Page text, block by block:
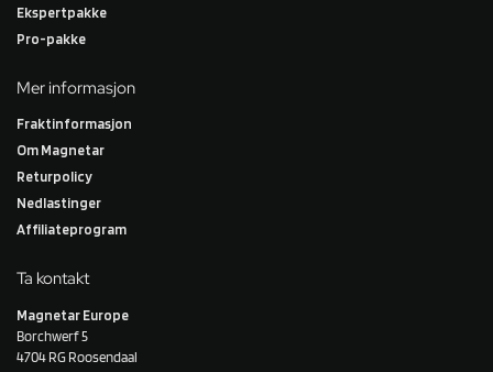
Ekspertpakke
Pro-pakke
Mer informasjon
Fraktinformasjon
Om Magnetar
Returpolicy
Nedlastinger
Affiliateprogram
Ta kontakt
Magnetar Europe
Borchwerf 5
4704 RG Roosendaal